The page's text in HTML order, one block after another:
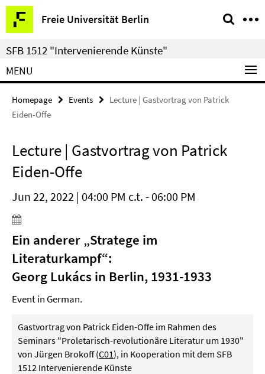
Springe
direkt
zu
Inhalt
Freie Universität Berlin
Service
Navigation
SFB 1512 "Intervenierende Künste"
MENU
Homepage Events
Lecture | Gastvortrag von Patrick
Eiden-Offe
Lecture | Gastvortrag von Patrick
Eiden-Offe
Jun 22, 2022 | 04:00 PM c.t. - 06:00 PM
Ein anderer „Stratege im
Literaturkampf“:
Georg Lukács in Berlin, 1931­-1933
Event in German.
Gastvortrag von Patrick Eiden-Offe im Rahmen des
Seminars "Proletarisch-revolutionäre Literatur um 1930"
von Jürgen Brokoff (C01), in Kooperation mit dem SFB
1512 Intervenierende Künste